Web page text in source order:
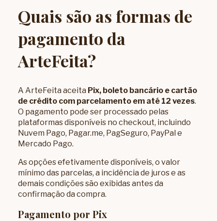
Quais são as formas de
pagamento da
ArteFeita?
A ArteFeita aceita Pix, boleto bancário e cartão
de crédito com parcelamento em até 12 vezes.
O pagamento pode ser processado pelas
plataformas disponíveis no checkout, incluindo
Nuvem Pago, Pagar.me, PagSeguro, PayPal e
Mercado Pago.
As opções efetivamente disponíveis, o valor
mínimo das parcelas, a incidência de juros e as
demais condições são exibidas antes da
confirmação da compra.
Pagamento por Pix